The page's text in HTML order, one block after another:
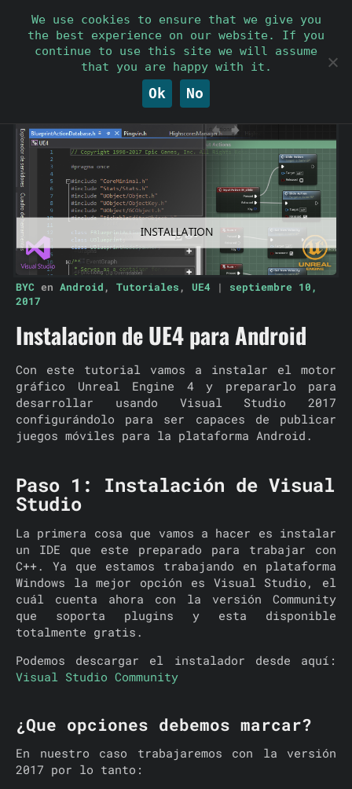
Tutoriales Plugins Juegos Acerca de
BYC en Android , Tutoriales , UE4 | septiembre 10,
2017
Instalacion de UE4 para Android
Con este tutorial vamos a instalar el motor
gráfico Unreal Engine 4 y prepararlo para
desarrollar usando Visual Studio 2017
configurándolo para ser capaces de publicar
juegos móviles para la plataforma Android.
Paso 1: Instalación de Visual
Studio
La primera cosa que vamos a hacer es instalar
un IDE que este preparado para trabajar con
C++. Ya que estamos trabajando en plataforma
Windows la mejor opción es Visual Studio, el
cuál cuenta ahora con la versión Community
que soporta plugins y esta disponible
totalmente gratis.
Podemos descargar el instalador desde aquí:
Visual Studio Community
¿Que opciones debemos marcar?
En nuestro caso trabajaremos con la versión
2017 por lo tanto:
We use cookies to ensure that we give you
the best experience on our website. If you
continue to use this site we will assume
that you are happy with it.
Ok No